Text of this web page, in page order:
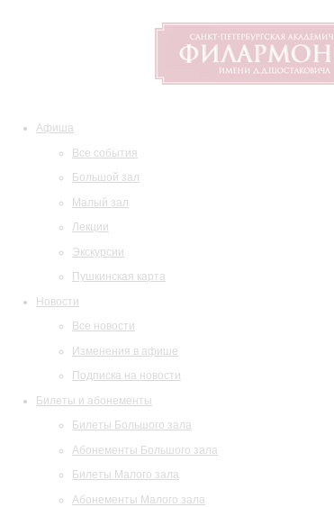
Афиша
Все события
Большой зал
Малый зал
Лекции
Экскурсии
Пушкинская карта
Новости
Все новости
Изменения в афише
Подписка на новости
Билеты и абонементы
Билеты Большого зала
Абонементы Большого зала
Билеты Малого зала
Абонементы Малого зала